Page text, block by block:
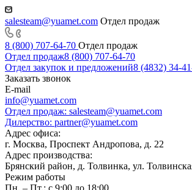
salesteam@yuamet.com Отдел продаж
8 (800) 707-64-70 Отдел продаж
Отдел продаж8 (800) 707-64-70
Отдел закупок и предложений8 (4832) 34-
Заказать звонок
E-mail
info@yuamet.com
Отдел продаж: salesteam@yuamet.com
Дилерство: partner@yuamet.com
Адрес офиса:
г. Москва, Проспект Андропова, д. 22
Адрес производства:
Брянский район, д. Толвинка, ул.
Режим работы
Пн. – Пт.: с 9:00 до 18:00